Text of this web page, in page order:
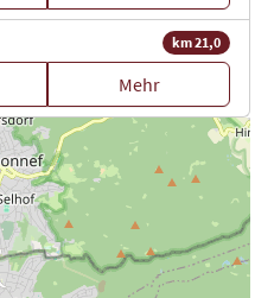
km 21,0
Mehr